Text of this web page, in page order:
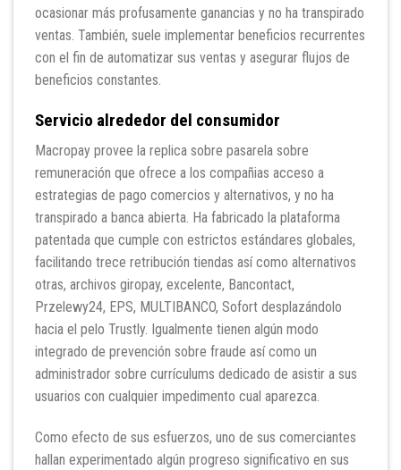
ocasionar más profusamente ganancias y no ha transpirado
ventas. También, suele implementar beneficios recurrentes
con el fin de automatizar sus ventas y asegurar flujos de
beneficios constantes.
Servicio alrededor del consumidor
Macropay provee la replica sobre pasarela sobre
remuneración que ofrece a los compañias acceso a
estrategias de pago comercios y alternativos, y no ha
transpirado a banca abierta. Ha fabricado la plataforma
patentada que cumple con estrictos estándares globales,
facilitando trece retribución tiendas así­ como alternativos
otras, archivos giropay, excelente, Bancontact,
Przelewy24, EPS, MULTIBANCO, Sofort desplazándolo
hacia el pelo Trustly. Igualmente tienen algún modo
integrado de prevención sobre fraude así­ como un
administrador sobre currículums dedicado de asistir a sus
usuarios con cualquier impedimento cual aparezca.
Como efecto de sus esfuerzos, uno de sus comerciantes
hallan experimentado algún progreso significativo en sus